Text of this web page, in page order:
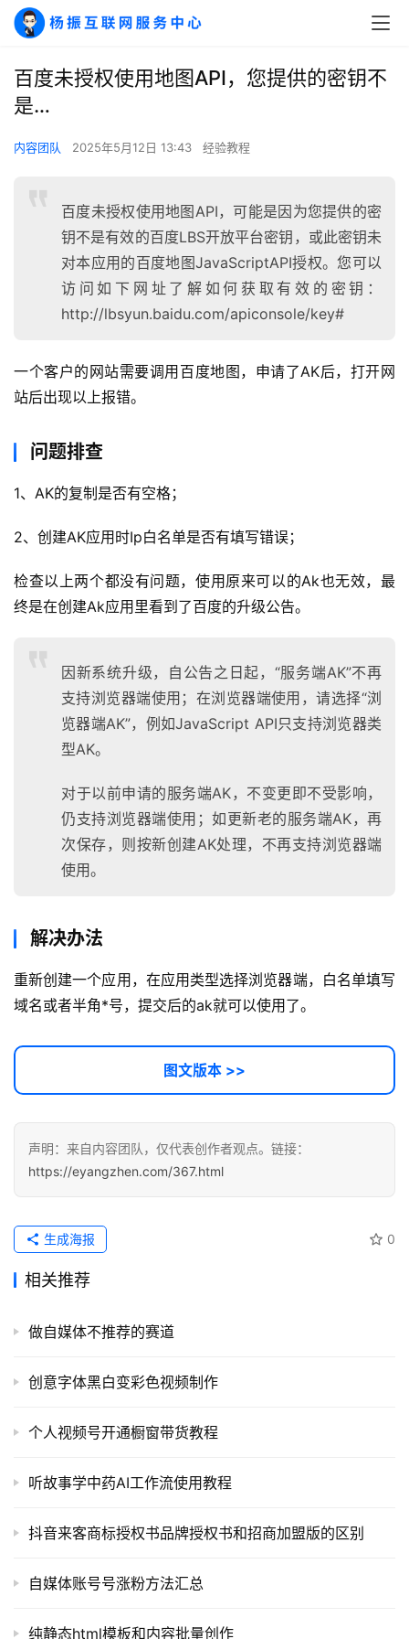
I
干
群
应
服
项
A
提
源
码
常
登录 注册
百度未授权使用地图API，您提供的密钥不
是…
内容团队 2025年5月12日 13:43 经验教程
百度未授权使用地图API，可能是因为您提供的密
钥不是有效的百度LBS开放平台密钥，或此密钥未
对本应用的百度地图JavaScriptAPI授权。您可以
访问如下网址了解如何获取有效的密钥：
http://lbsyun.baidu.com/apiconsole/key#
一个客户的网站需要调用百度地图，申请了AK后，打开网
站后出现以上报错。
问题排查
1、AK的复制是否有空格；
2、创建AK应用时Ip白名单是否有填写错误；
检查以上两个都没有问题，使用原来可以的Ak也无效，最
终是在创建Ak应用里看到了百度的升级公告。
因新系统升级，自公告之日起，“服务端AK”不再
支持浏览器端使用；在浏览器端使用，请选择“浏
览器端AK”，例如JavaScript API只支持浏览器类
型AK。
对于以前申请的服务端AK，不变更即不受影响，
仍支持浏览器端使用；如更新老的服务端AK，再
次保存，则按新创建AK处理，不再支持浏览器端
使用。
解决办法
重新创建一个应用，在应用类型选择浏览器端，白名单填写
域名或者半角*号，提交后的ak就可以使用了。
图文版本 >>
声明：来自内容团队，仅代表创作者观点。链接：
https://eyangzhen.com/367.html
0
生成海报
相关推荐
做自媒体不推荐的赛道
创意字体黑白变彩色视频制作
个人视频号开通橱窗带货教程
听故事学中药AI工作流使用教程
抖音来客商标授权书品牌授权书和招商加盟版的区别
自媒体账号号涨粉方法汇总
纯静态html模板和内容批量创作